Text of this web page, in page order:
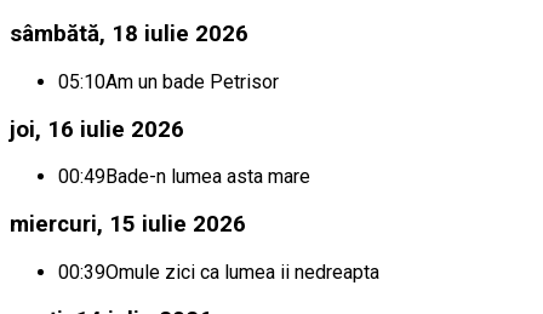
sâmbătă, 18 iulie 2026
05:10Am un bade Petrisor
joi, 16 iulie 2026
00:49Bade-n lumea asta mare
miercuri, 15 iulie 2026
00:39Omule zici ca lumea ii nedreapta